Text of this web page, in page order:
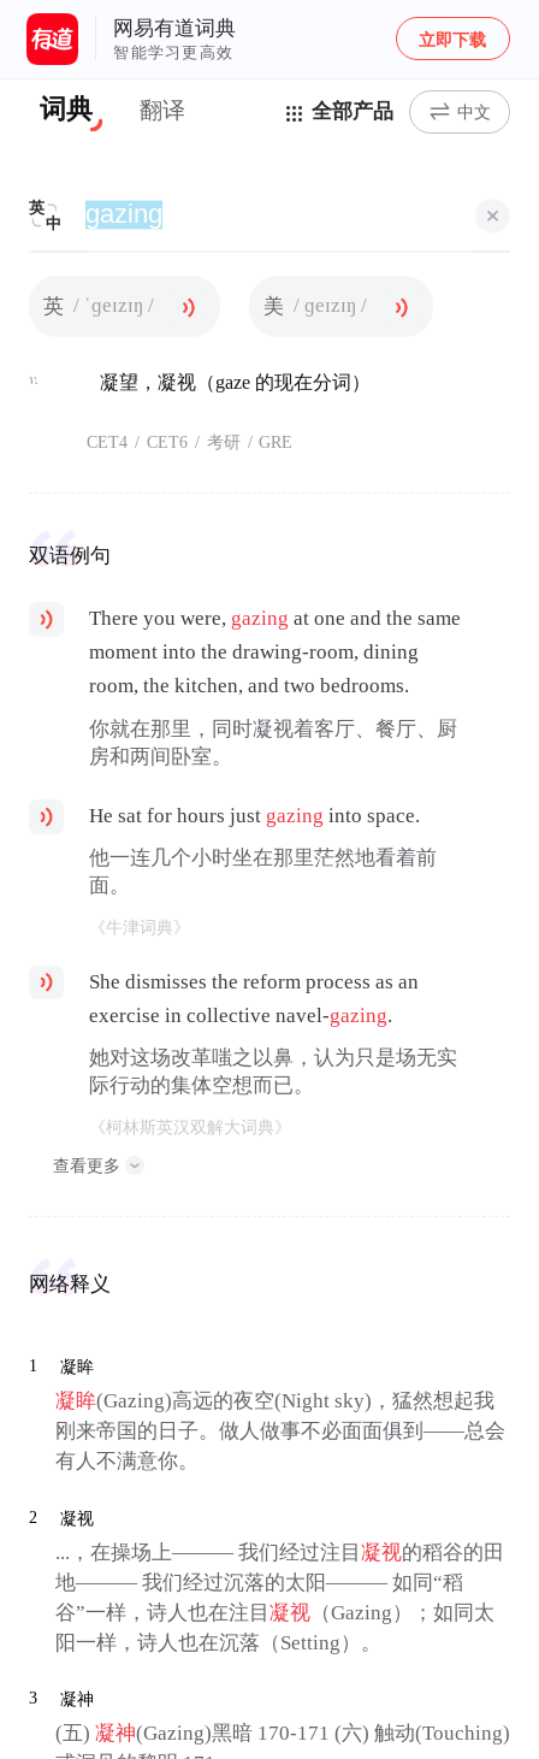
网易有道词典
智能学习更高效
立即下载
词典 翻译 全部产品 中文
英
中
英 / ˈɡeɪzɪŋ / 美 / ɡeɪzɪŋ /
v. 凝望，凝视（gaze 的现在分词）
CET4 / CET6 / 考研 / GRE
双语例句
There you were, gazing at one and the same
moment into the drawing-room, dining
room, the kitchen, and two bedrooms.
你就在那里，同时凝视着客厅、餐厅、厨
房和两间卧室。
He sat for hours just gazing into space.
他一连几个小时坐在那里茫然地看着前
面。
《牛津词典》
She dismisses the reform process as an
exercise in collective navel-gazing.
她对这场改革嗤之以鼻，认为只是场无实
际行动的集体空想而已。
《柯林斯英汉双解大词典》
查看更多
网络释义
1 凝眸
凝眸(Gazing)高远的夜空(Night sky)，猛然想起我
刚来帝国的日子。做人做事不必面面俱到——总会
有人不满意你。
2 凝视
...，在操场上——— 我们经过注目 凝视的稻谷的田
地——— 我们经过沉落的太阳——— 如同“稻
谷”一样，诗人也在注目 凝视（Gazing）；如同太
阳一样，诗人也在沉落（Setting）。
3 凝神
(五) 凝神(Gazing)黑暗 170-171 (六) 触动(Touching)